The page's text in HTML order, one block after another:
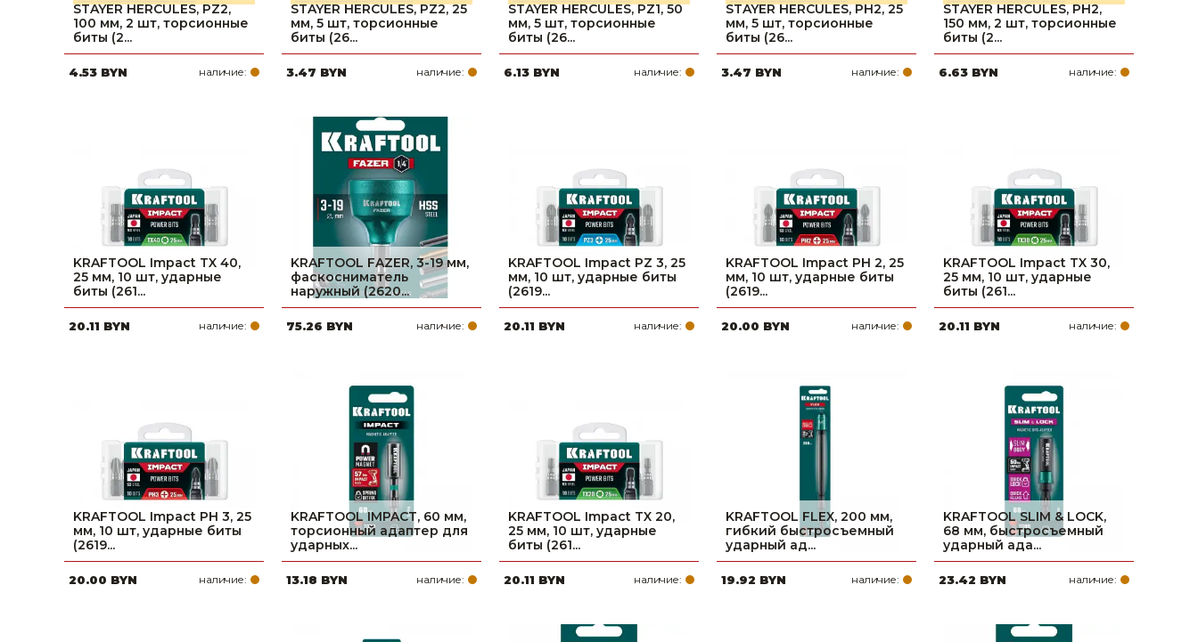
STAYER HERCULES, PZ2,
100 мм, 2 шт, торсионные
биты (2...
4.53 BYN наличие:
STAYER HERCULES, PZ2, 25
мм, 5 шт, торсионные
биты (26...
3.47 BYN наличие:
STAYER HERCULES, PZ1, 50
мм, 5 шт, торсионные
биты (26...
6.13 BYN наличие:
STAYER HERCULES, PH2, 25
мм, 5 шт, торсионные
биты (26...
3.47 BYN наличие:
STAYER HERCULES, PH2,
150 мм, 2 шт, торсионные
биты (2...
6.63 BYN наличие:
KRAFTOOL Impact TX 40,
25 мм, 10 шт, ударные
биты (261...
20.11 BYN наличие:
KRAFTOOL FAZER, 3-19 мм,
фаскосниматель
наружный (2620...
75.26 BYN наличие:
KRAFTOOL Impact PZ 3, 25
мм, 10 шт, ударные биты
(2619...
20.11 BYN наличие:
KRAFTOOL Impact PH 2, 25
мм, 10 шт, ударные биты
(2619...
20.00 BYN наличие:
KRAFTOOL Impact TX 30,
25 мм, 10 шт, ударные
биты (261...
20.11 BYN наличие:
KRAFTOOL Impact PH 3, 25
мм, 10 шт, ударные биты
(2619...
20.00 BYN наличие:
KRAFTOOL IMPACT, 60 мм,
торсионный адаптер для
ударных...
13.18 BYN наличие:
KRAFTOOL Impact TX 20,
25 мм, 10 шт, ударные
биты (261...
20.11 BYN наличие:
KRAFTOOL FLEX, 200 мм,
гибкий быстросъемный
ударный ад...
19.92 BYN наличие:
KRAFTOOL SLIM & LOCK,
68 мм, быстросъемный
ударный ада...
23.42 BYN наличие: